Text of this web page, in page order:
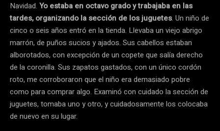
Navidad. Yo estaba en octavo grado y trabajaba en las
tardes, organizando la sección de los juguetes. Un niño de
cinco o seis años entró en la tienda. Llevaba un viejo abrigo
marrón, de puños sucios y ajados. Sus cabellos estaban
alborotados, con excepción de un copete que salía derecho
de la coronilla. Sus zapatos gastados, con un único cordón
roto, me corroboraron que el niño era demasiado pobre
como para comprar algo. Examinó con cuidado la sección de
juguetes, tomaba uno y otro, y cuidadosamente los colocaba
de nuevo en su lugar.